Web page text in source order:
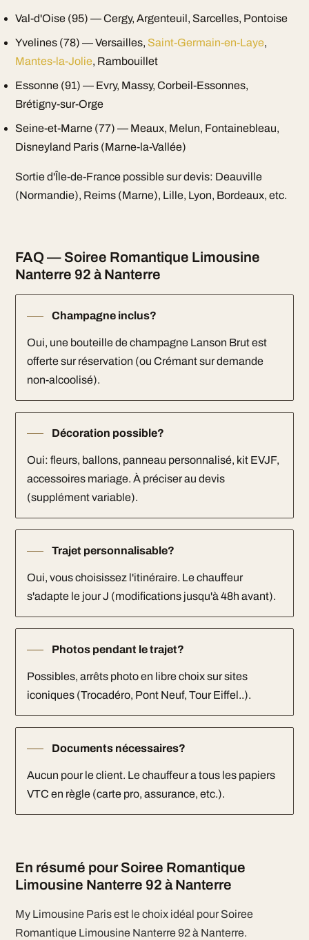
Val-d'Oise (95) — Cergy, Argenteuil, Sarcelles, Pontoise
Yvelines (78) — Versailles, Saint-Germain-en-Laye,
Mantes-la-Jolie, Rambouillet
Essonne (91) — Evry, Massy, Corbeil-Essonnes,
Brétigny-sur-Orge
Seine-et-Marne (77) — Meaux, Melun, Fontainebleau,
Disneyland Paris (Marne-la-Vallée)
Sortie d'Île-de-France possible sur devis: Deauville
(Normandie), Reims (Marne), Lille, Lyon, Bordeaux, etc.
FAQ — Soiree Romantique Limousine
Nanterre 92 à Nanterre
Champagne inclus?
Oui, une bouteille de champagne Lanson Brut est
offerte sur réservation (ou Crémant sur demande
non-alcoolisé).
Décoration possible?
Oui: fleurs, ballons, panneau personnalisé, kit EVJF,
accessoires mariage. À préciser au devis
(supplément variable).
Trajet personnalisable?
Oui, vous choisissez l'itinéraire. Le chauffeur
s'adapte le jour J (modifications jusqu'à 48h avant).
Photos pendant le trajet?
Possibles, arrêts photo en libre choix sur sites
iconiques (Trocadéro, Pont Neuf, Tour Eiffel..).
Documents nécessaires?
Aucun pour le client. Le chauffeur a tous les papiers
VTC en règle (carte pro, assurance, etc.).
En résumé pour Soiree Romantique
Limousine Nanterre 92 à Nanterre
My Limousine Paris est le choix idéal pour Soiree
Romantique Limousine Nanterre 92 à Nanterre.